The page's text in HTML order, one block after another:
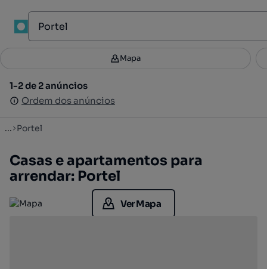
Filtros 2
1-2 de 2 anúncios
Ordem dos anúncios
Mapa
1-2 de 2 anúncios
Ordem dos anúncios
... Portel
Casas e apartamentos para
arrendar: Portel
Ver Mapa